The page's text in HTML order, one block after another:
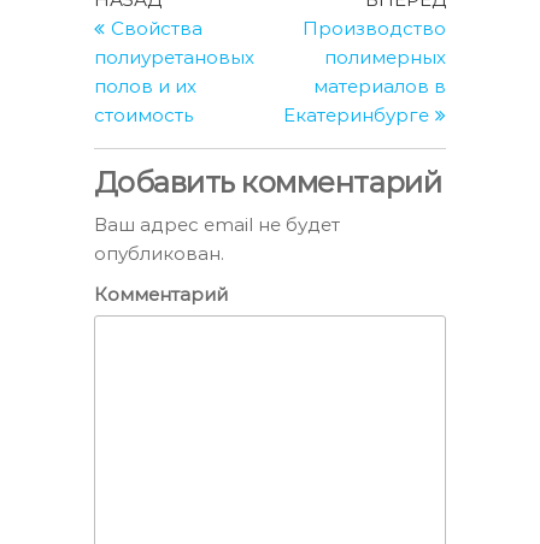
по
записям
запись
Свойства
полиуретановых
полов и их
стоимость
Производство
полимерных
материалов в
Екатеринбурге
Добавить комментарий
Ваш адрес email не будет
опубликован.
Комментарий